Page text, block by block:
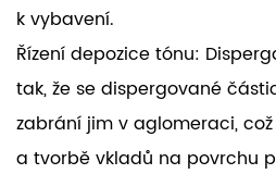
k vybavení.
Řízení depozice tónu:
tak, že se dispergované
zabrání jim v aglomeraci,
a tvorbě vkladů na povrchu